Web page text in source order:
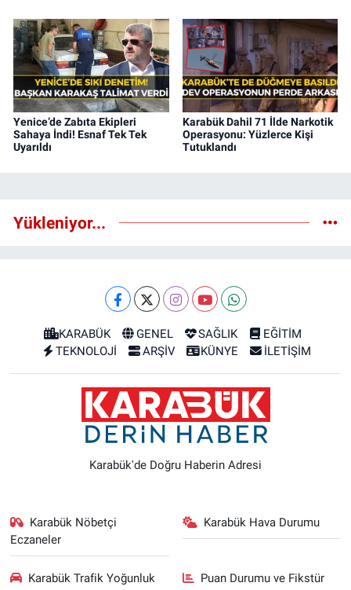
Yenice’de Zabıta Ekipleri
Sahaya İndi! Esnaf Tek Tek
Uyarıldı
Karabük Dahil 71 İlde Narkotik
Operasyonu: Yüzlerce Kişi
Tutuklandı
Yükleniyor...
KARABÜK GENEL SAĞLIK
EĞİTİM
TEKNOLOJİ
ARŞİV KÜNYE İLETİŞİM
Karabük'de Doğru Haberin Adresi
Karabük Nöbetçi
Eczaneler
Karabük Hava Durumu
Karabük Trafik Yoğunluk
Puan Durumu ve Fikstür